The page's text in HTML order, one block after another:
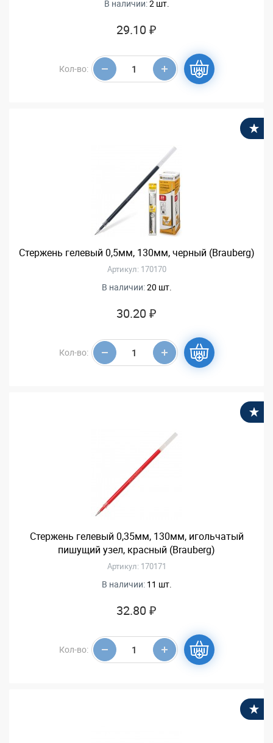
В наличии:2 шт.
29.10 ₽
Кол-во:
Стержень гелевый 0,5мм, 130мм, черный (Brauberg)
Артикул: 170170
В наличии:20 шт.
30.20 ₽
Кол-во:
Стержень гелевый 0,35мм, 130мм, игольчатый
пишущий узел, красный (Brauberg)
Артикул: 170171
В наличии: 11 шт.
32.80 ₽
Кол-во: